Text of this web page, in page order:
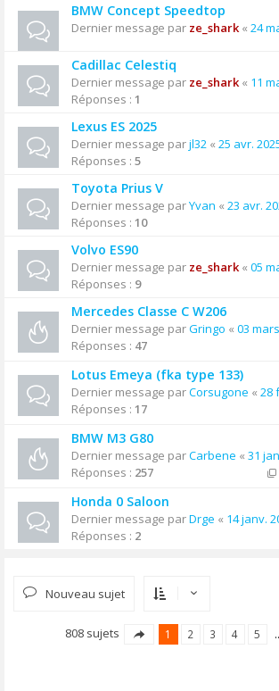
BMW Concept Speedtop
Dernier message par ze_shark« 24
Cadillac Celestiq
Dernier message par ze_shark« 11
Réponses : 1
Lexus ES 2025
Dernier message parjl32 « 25 avr.
Réponses : 5
Toyota Prius V
Dernier message parYvan « 23 avr.
Réponses : 10
Volvo ES90
Dernier message par ze_shark« 05
Réponses : 9
Mercedes Classe C W206
Dernier message parGringo « 03
Réponses : 47
Lotus Emeya (fka type 133)
Dernier message parCorsugone « 28
Réponses : 17
BMW M3 G80
Dernier message parCarbene « 31
Réponses : 257
Honda 0 Saloon
Dernier message parDrge « 14 janv.
Réponses : 2
Nouveau sujet
808 sujets 1 2 3 4 5